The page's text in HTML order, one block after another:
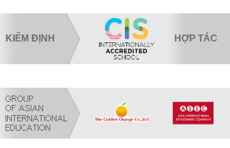
KIỂM ĐỊNH HỢP TÁC